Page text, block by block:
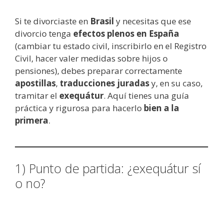
Si te divorciaste en Brasil y necesitas que ese
divorcio tenga efectos plenos en España
(cambiar tu estado civil, inscribirlo en el Registro
Civil, hacer valer medidas sobre hijos o
pensiones), debes preparar correctamente
apostillas, traducciones juradasy, en su caso,
tramitar el exequátur. Aquí tienes una guía
práctica y rigurosa para hacerlo bien a la
primera.
1) Punto de partida: ¿exequátur sí
o no?